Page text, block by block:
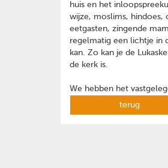
huis en het
wijze, moslims, hindoes,
eetgasten, zingende
regelmatig een lichtje in
kan. Zo kan je de
de kerk is.
We hebben het
terug